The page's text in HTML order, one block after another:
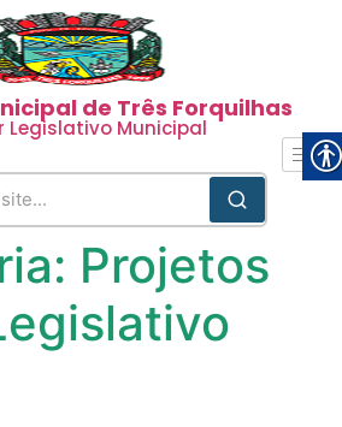
de Três Forquilhas
Legislativo Municipal
Projetos